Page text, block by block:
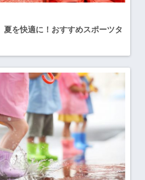
夏を快適に！おすすめスポーツタ